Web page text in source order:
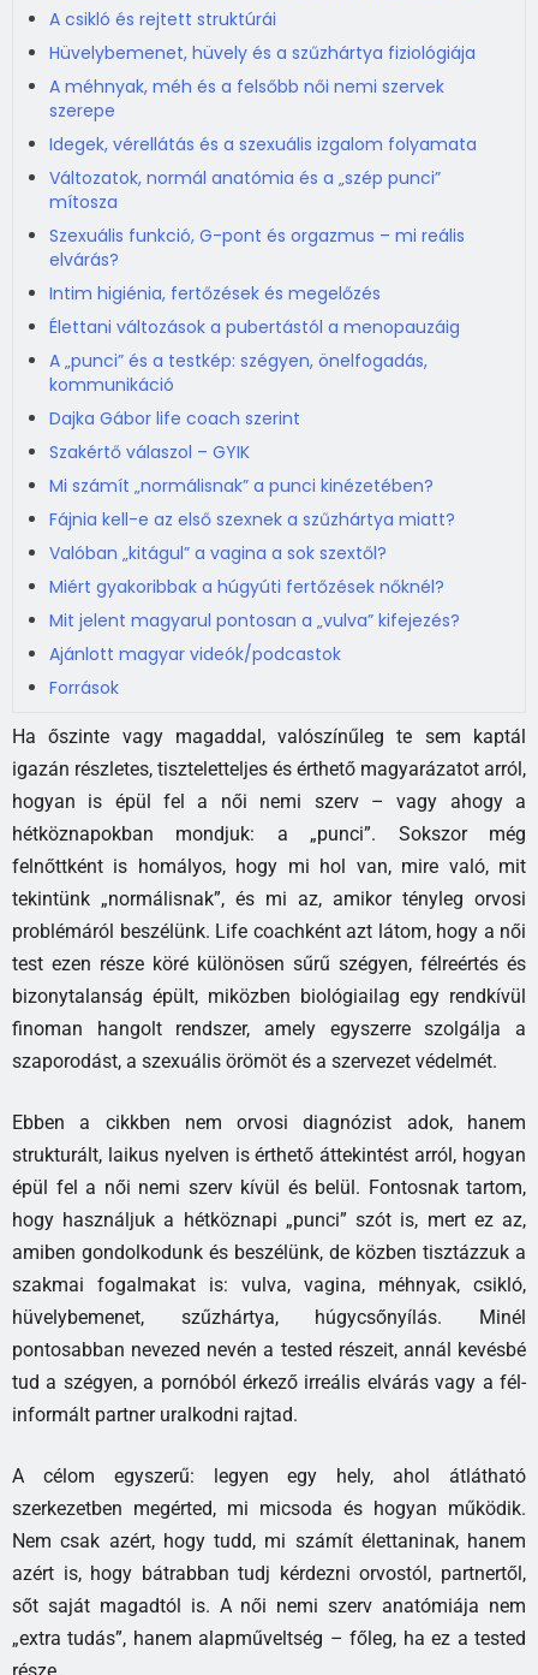
A csikló és rejtett struktúrái
Hüvelybemenet, hüvely és a szűzhártya fiziológiája
A méhnyak, méh és a felsőbb női nemi szervek
szerepe
Idegek, vérellátás és a szexuális izgalom folyamata
Változatok, normál anatómia és a „szép punci”
mítosza
Szexuális funkció, G-pont és orgazmus – mi reális
elvárás?
Intim higiénia, fertőzések és megelőzés
Élettani változások a pubertástól a menopauzáig
A „punci” és a testkép: szégyen, önelfogadás,
kommunikáció
Dajka Gábor life coach szerint
Szakértő válaszol – GYIK
Mi számít „normálisnak” a punci kinézetében?
Fájnia kell-e az első szexnek a szűzhártya miatt?
Valóban „kitágul” a vagina a sok szextől?
Miért gyakoribbak a húgyúti fertőzések nőknél?
Mit jelent magyarul pontosan a „vulva” kifejezés?
Ajánlott magyar videók/podcastok
Források
Ha őszinte vagy magaddal, valószínűleg te sem kaptál
igazán részletes, tiszteletteljes és érthető magyarázatot arról,
hogyan is épül fel a női nemi szerv – vagy ahogy a
hétköznapokban mondjuk: a „punci”. Sokszor még
felnőttként is homályos, hogy mi hol van, mire való, mit
tekintünk „normálisnak”, és mi az, amikor tényleg orvosi
problémáról beszélünk. Life coachként azt látom, hogy a női
test ezen része köré különösen sűrű szégyen, félreértés és
bizonytalanság épült, miközben biológiailag egy rendkívül
finoman hangolt rendszer, amely egyszerre szolgálja a
szaporodást, a szexuális örömöt és a szervezet védelmét.
Ebben a cikkben nem orvosi diagnózist adok, hanem
strukturált, laikus nyelven is érthető áttekintést arról, hogyan
épül fel a női nemi szerv kívül és belül. Fontosnak tartom,
hogy használjuk a hétköznapi „punci” szót is, mert ez az,
amiben gondolkodunk és beszélünk, de közben tisztázzuk a
szakmai fogalmakat is: vulva, vagina, méhnyak, csikló,
hüvelybemenet, szűzhártya, húgycsőnyílás. Minél
pontosabban nevezed nevén a tested részeit, annál kevésbé
tud a szégyen, a pornóból érkező irreális elvárás vagy a fél-
informált partner uralkodni rajtad.
A célom egyszerű: legyen egy hely, ahol átlátható
szerkezetben megérted, mi micsoda és hogyan működik.
Nem csak azért, hogy tudd, mi számít élettaninak, hanem
azért is, hogy bátrabban tudj kérdezni orvostól, partnertől,
sőt saját magadtól is. A női nemi szerv anatómiája nem
„extra tudás”, hanem alapműveltség – főleg, ha ez a tested